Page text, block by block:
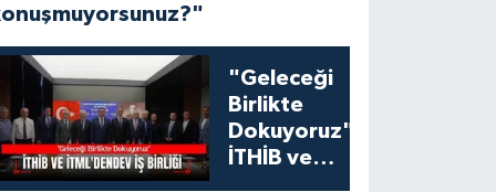
"Geleceği
Birlikte
Dokuyoruz":
İTHİB ve